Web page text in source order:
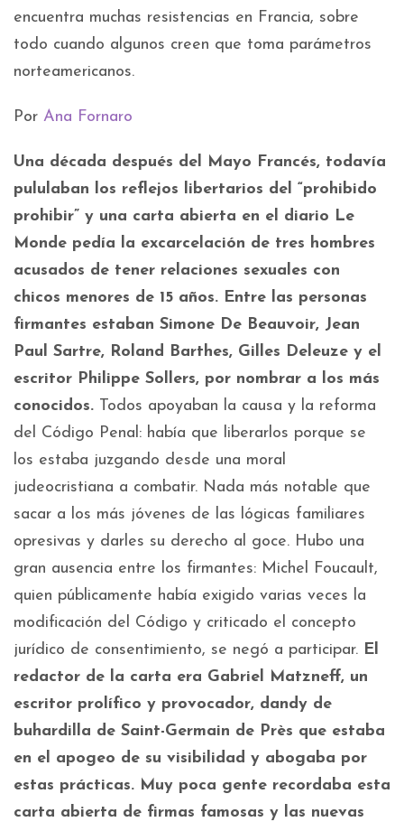
encuentra muchas resistencias en Francia, sobre
todo cuando algunos creen que toma parámetros
norteamericanos.
Por Ana Fornaro
Una década después del Mayo Francés, todavía
pululaban los reflejos libertarios del “prohibido
prohibir” y una carta abierta en el diario Le
Monde pedía la excarcelación de tres hombres
acusados de tener relaciones sexuales con
chicos menores de 15 años. Entre las personas
firmantes estaban Simone De Beauvoir, Jean
Paul Sartre, Roland Barthes, Gilles Deleuze y el
escritor Philippe Sollers, por nombrar a los más
conocidos. Todos apoyaban la causa y la reforma
del Código Penal: había que liberarlos porque se
los estaba juzgando desde una moral
judeocristiana a combatir. Nada más notable que
sacar a los más jóvenes de las lógicas familiares
opresivas y darles su derecho al goce. Hubo una
gran ausencia entre los firmantes: Michel Foucault,
quien públicamente había exigido varias veces la
modificación del Código y criticado el concepto
jurídico de consentimiento, se negó a participar. El
redactor de la carta era Gabriel Matzneff, un
escritor prolífico y provocador, dandy de
buhardilla de Saint-Germain de Près que estaba
en el apogeo de su visibilidad y abogaba por
estas prácticas. Muy poca gente recordaba esta
carta abierta de firmas famosas y las nuevas